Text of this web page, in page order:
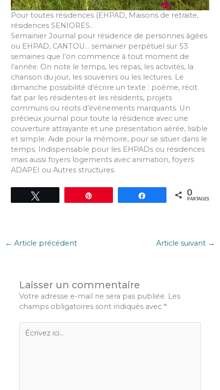
Pour toutes résidences (EHPAD, Maisons de retraite,
résidences SENIORES..
Semainier Journal pour résidence de personnes âgées
ou EHPAD, CANTOU… semainier perpétuel sur 53
semaines que l’on commence à tout moment de
l’année. On note le temps, les repas, les activités, la
chanson du jour, les souvenirs ou les lectures. Le
dimanche possibilité d’écrire un texte : poème, récit
fait par les résidentes et les résidents, projets
communs ou récits d’évènements marquants. Un
précieux journal pour toute la résidence avec une
couverture attrayante et une présentation aérée, lisible
et simple. Aide pour la mémoire, pour se situer dans le
temps. Indispensable pour les EHPADs ou résidences
mais aussi foyers logements avec animation, foyers
ADAPEI ou Autres structures.
Partagez 0
PARTAGES
← Article précédent Article suivant →
Laisser un commentaire
Votre adresse e-mail ne sera pas publiée. Les
champs obligatoires sont indiqués avec *
Écrivez
ici…